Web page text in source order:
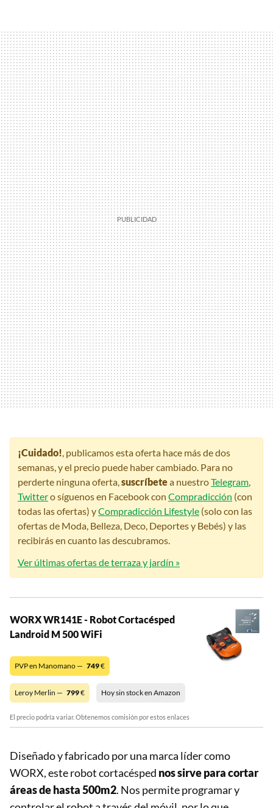
¡Cuidado! , publicamos esta oferta hace más de dos
semanas, y el precio puede haber cambiado. Para no
perderte ninguna oferta, suscríbetea nuestroTelegram
Twittero síguenos en Facebook con Compradicción (con
todas las ofertas) yCompradicción Lifestyle (solo con las
ofertas de Moda, Belleza, Deco, Deportes y Bebés) y las
recibirás en cuanto las descubramos.
Ver últimas ofertas de terraza y jardín »
WORX WR141E - Robot Cortacésped
Landroid M 500 WiFi
PVP en Manomano — 749€
Leroy Merlin — 799€ Hoy sin stock en Amazon
El precio podría variar. Obtenemos comisión por estos enlaces
Diseñado y fabricado por una marca líder como
WORX, este robot cortacésped nos sirve para cortar
áreas de hasta 500m2. Nos permite programar y